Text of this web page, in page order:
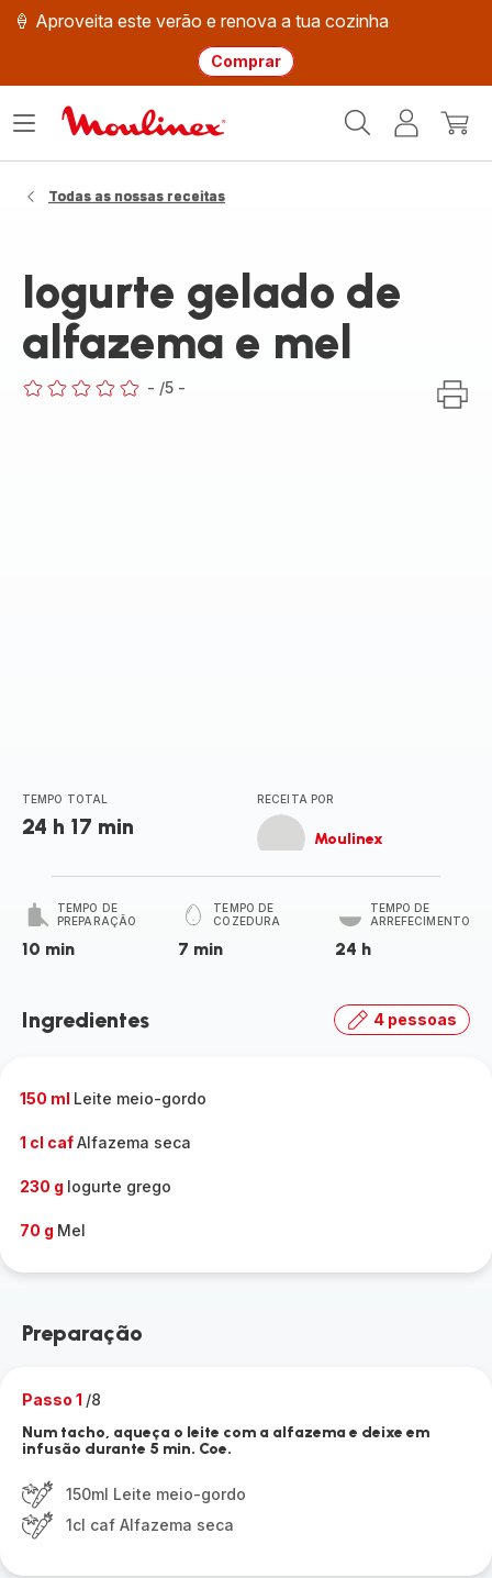
🍦 Aproveita este verão e renova a tua cozinha
Comprar
Moulinex
O
Abrir
Todas as nossas receitas
Iogurte gelado de
alfazema e mel
- /5 -
TEMPO TOTAL
24 h 17 min
RECEITA POR
Moulinex
TEMPO DE
PREPARAÇÃO
10 min
TEMPO DE
COZEDURA
7 min
TEMPO DE
ARREFECIMENTO
24 h
Ingredientes 4 pessoas
150 ml Leite meio-gordo
1 cl cafAlfazema seca
230 g Iogurte grego
70 g Mel
Preparação
Passo 1 /8
Num tacho, aqueça o leite com a alfazema e deixe em
infusão durante 5 min. Coe.
150ml Leite meio-gordo
1cl caf Alfazema seca